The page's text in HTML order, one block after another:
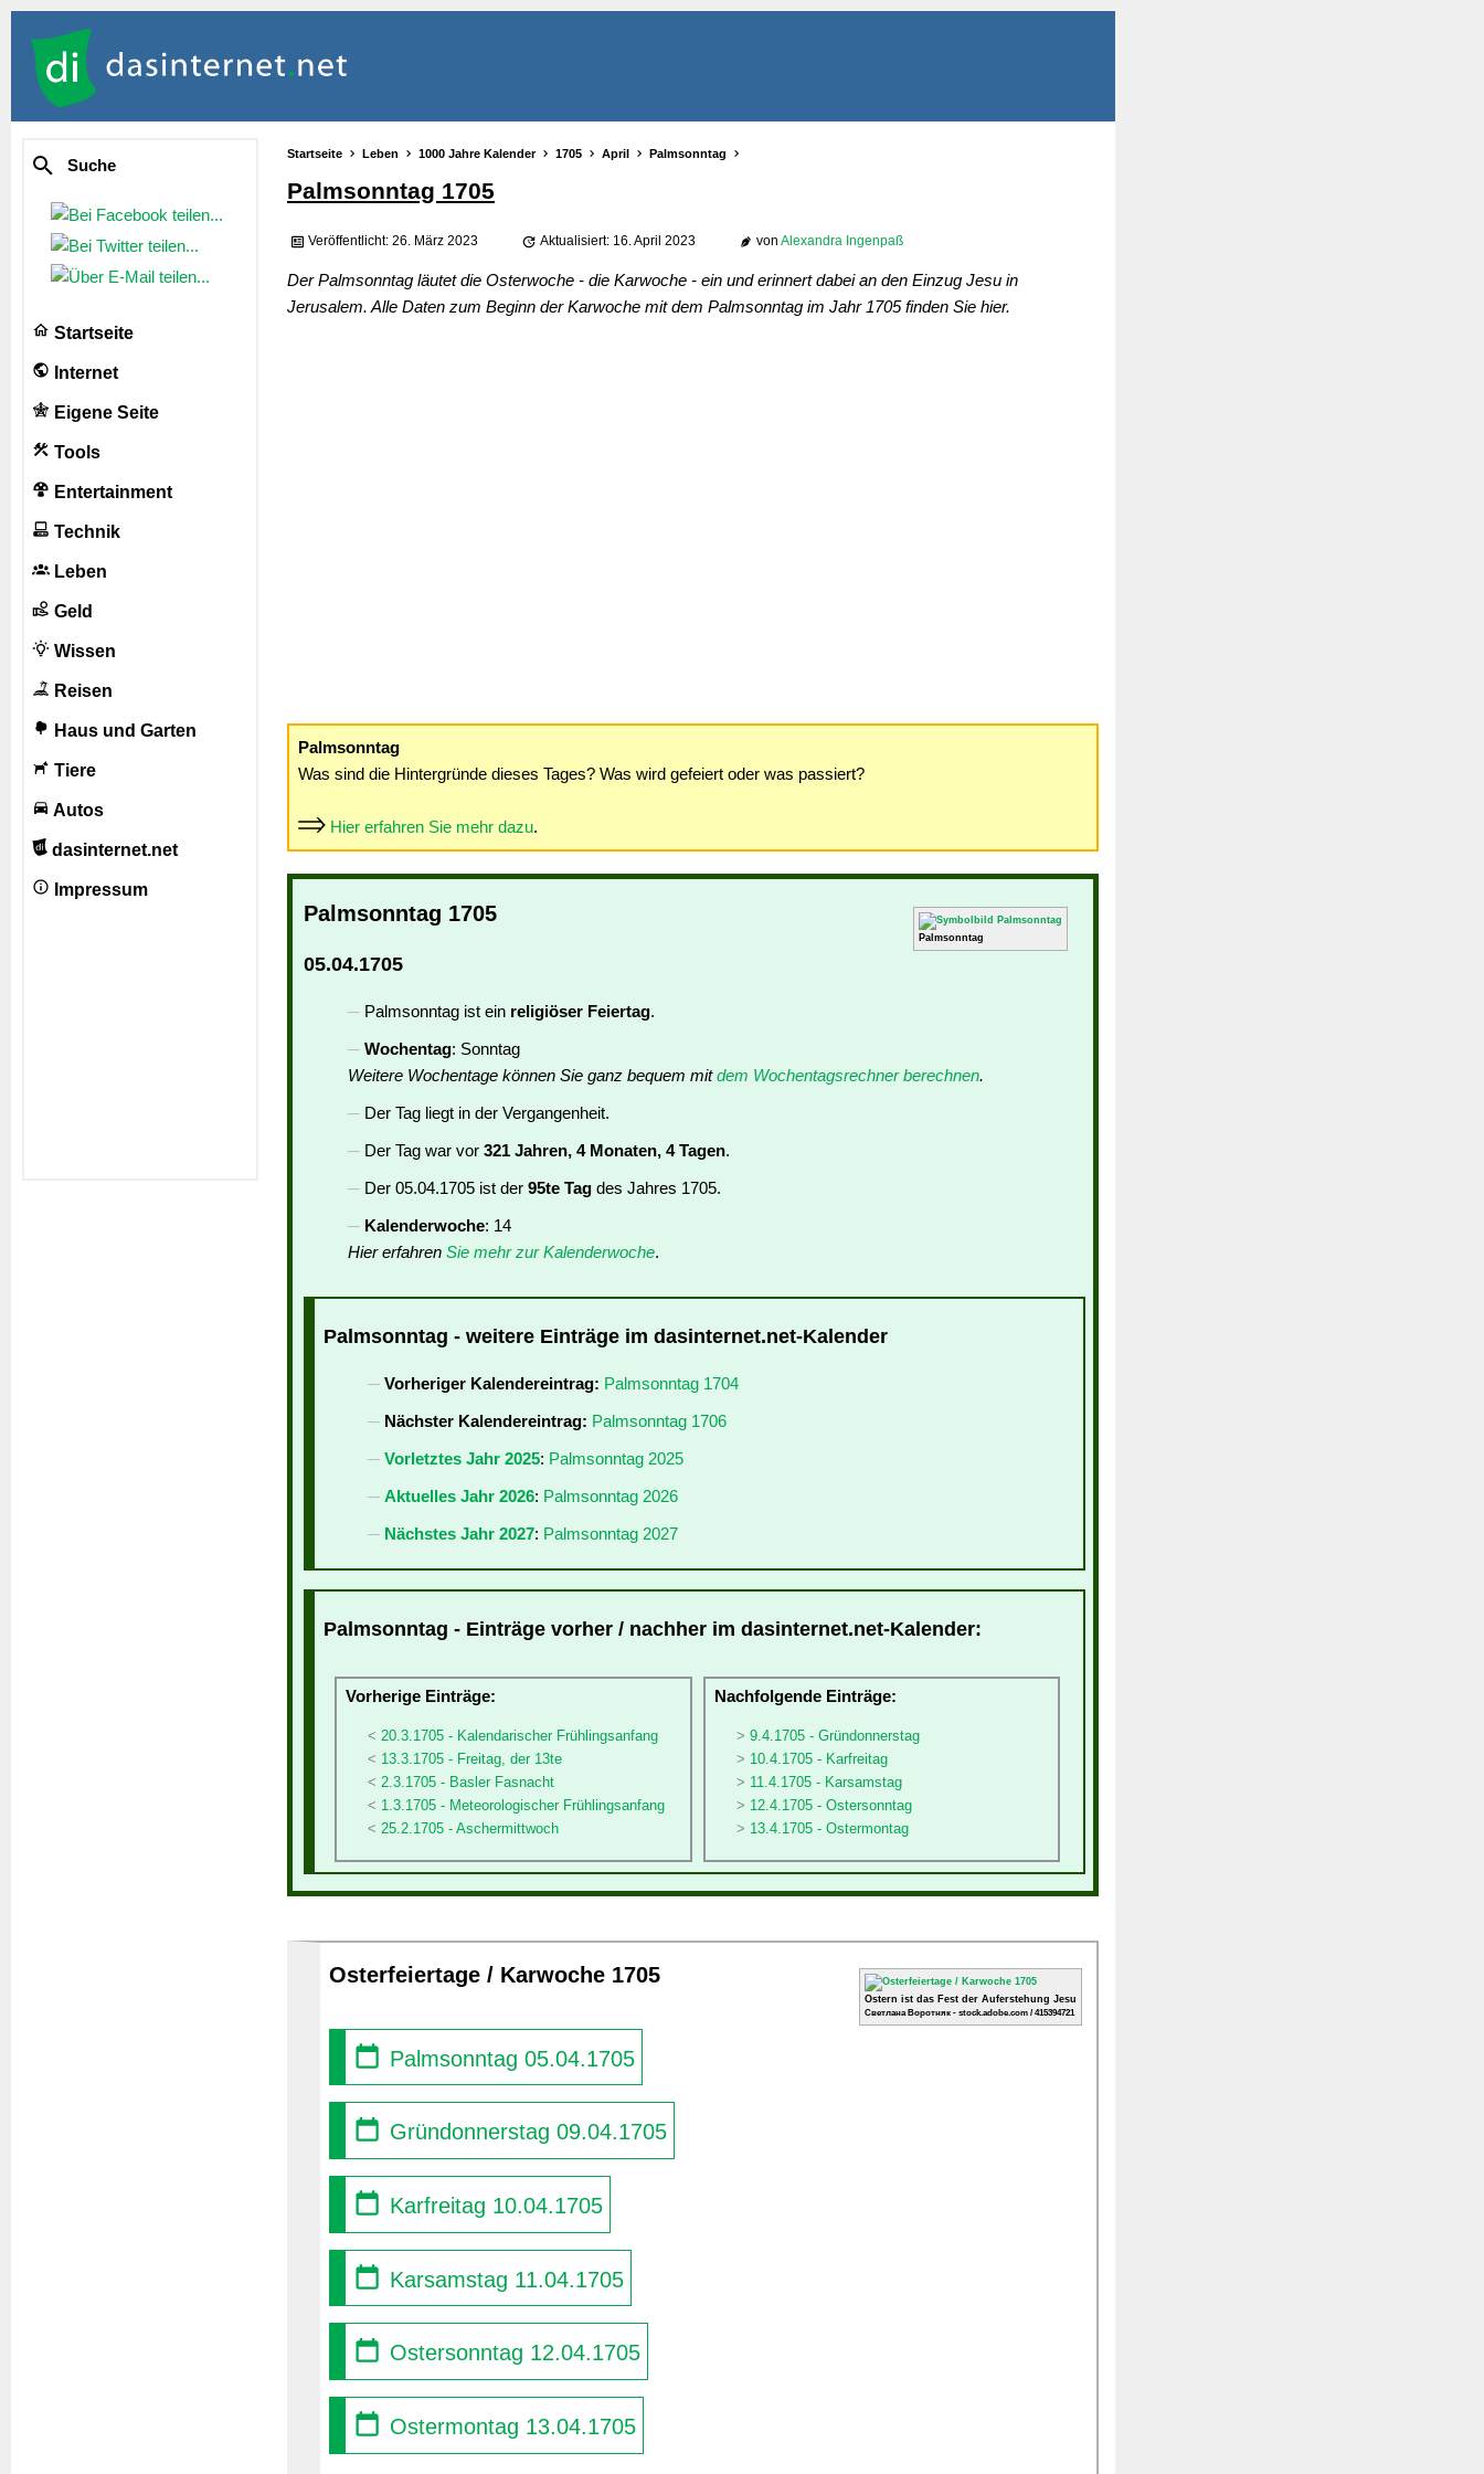
Suche
Startseite
Internet
Eigene Seite
Tools
Entertainment
Technik
Leben
Geld
Wissen
Reisen
Haus und Garten
Tiere
Autos
dasinternet.net
Impressum
Startseite Leben 1000 Jahre Kalender 1705 April Palmsonntag
Palmsonntag 1705
Veröffentlicht: 26. März 2023 Aktualisiert: 16. April 2023 von Alexandra Ingenpaß
Der Palmsonntag läutet die Osterwoche - die Karwoche - ein und erinnert dabei an den Einzug Jesu in
Jerusalem. Alle Daten zum Beginn der Karwoche mit dem Palmsonntag im Jahr 1705 finden Sie hier.
Palmsonntag
Was sind die Hintergründe dieses Tages? Was wird gefeiert oder was passiert?
Hier erfahren Sie mehr dazu.
Palmsonntag
Palmsonntag 1705
05.04.1705
Palmsonntag ist ein religiöser Feiertag.
Wochentag: Sonntag
Weitere Wochentage können Sie ganz bequem mitdem Wochentagsrechner berechnen.
Der Tag liegt in der Vergangenheit.
Der Tag war vor 321 Jahren, 4 Monaten, 4 Tagen.
Der 05.04.1705 ist der 95te Tag des Jahres 1705.
Kalenderwoche: 14
Hier erfahren Sie mehr zur Kalenderwoche.
Palmsonntag - weitere Einträge im dasinternet.net-Kalender
Vorheriger Kalendereintrag: Palmsonntag 1704
Nächster Kalendereintrag: Palmsonntag 1706
Vorletztes Jahr 2025: Palmsonntag 2025
Aktuelles Jahr 2026: Palmsonntag 2026
Nächstes Jahr 2027: Palmsonntag 2027
Palmsonntag - Einträge vorher / nachher im dasinternet.net-Kalender:
Vorherige Einträge:
20.3.1705 - Kalendarischer Frühlingsanfang
13.3.1705 - Freitag, der 13te
2.3.1705 - Basler Fasnacht
1.3.1705 - Meteorologischer Frühlingsanfang
25.2.1705 - Aschermittwoch
Nachfolgende Einträge:
9.4.1705 - Gründonnerstag
10.4.1705 - Karfreitag
11.4.1705 - Karsamstag
12.4.1705 - Ostersonntag
13.4.1705 - Ostermontag
Ostern ist das Fest der Auferstehung Jesu
Светлана Воротняк - stock.adobe.com / 415394721
Osterfeiertage / Karwoche 1705
Palmsonntag 05.04.1705
Gründonnerstag 09.04.1705
Karfreitag 10.04.1705
Karsamstag 11.04.1705
Ostersonntag 12.04.1705
Ostermontag 13.04.1705